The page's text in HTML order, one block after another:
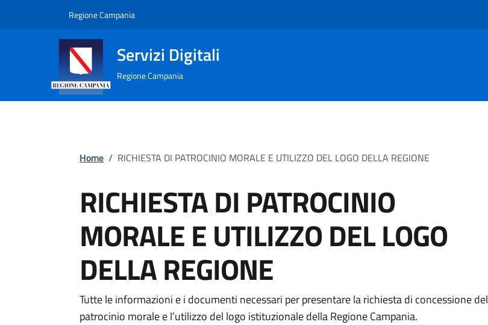
Regione Campania
Servizi Digitali
Regione Campania
Home / RICHIESTA DI PATROCINIO MORALE E UTILIZZO DEL LOGO DELLA REGIONE
RICHIESTA DI PATROCINIO
MORALE E UTILIZZO DEL LOGO
DELLA REGIONE
Tutte le informazioni e i documenti necessari per presentare la richiesta di concessione del
patrocinio morale e l’utilizzo del logo istituzionale della Regione Campania.